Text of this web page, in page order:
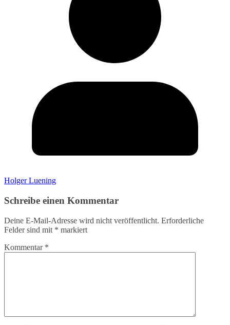
Holger Luening
Schreibe einen Kommentar
Deine E-Mail-Adresse wird nicht veröffentlicht. Erforderliche
Felder sind mit * markiert
Kommentar *